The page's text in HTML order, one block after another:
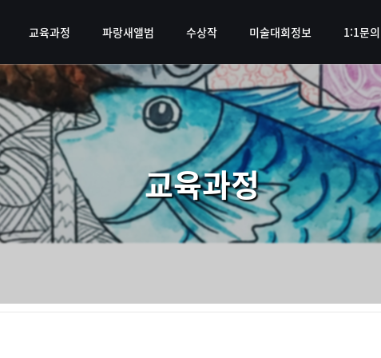
교육과정 파랑새앨범 수상작 미술대회정보 1:1문의
교육과정